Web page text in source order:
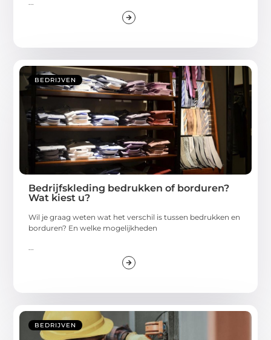
BEDRIJVEN
Bedrijfskleding bedrukken of borduren?
Wat kiest u?
Wil je graag weten wat het verschil is tussen bedrukken en
borduren? En welke mogelijkheden
...
BEDRIJVEN